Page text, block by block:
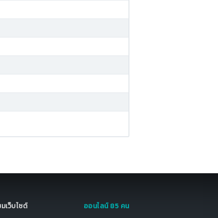
เว็บไซต์ ออนไลน์ 85 คน